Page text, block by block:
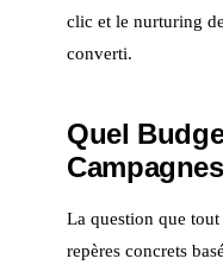
clic et le nurturing
converti.
Quel
La question que
repères concrets